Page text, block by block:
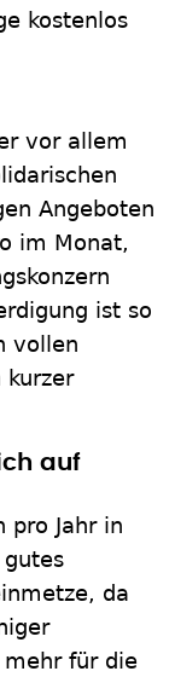
kostenlos
vor allem
Angeboten
im Monat,
ist so
vollen
kurzer
auf
pro Jahr in
da
für die